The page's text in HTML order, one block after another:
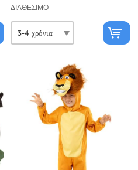
ΔΙΑΘΈΣΙΜΟ